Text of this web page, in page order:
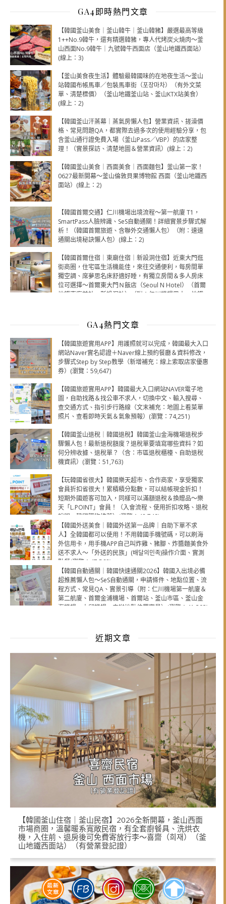
GA4即時熱門文章
【韓國釜山美食｜釜山韓牛｜釜山韓豬】嚴選最高等級
1++No.9韓牛，還有精選韓豬，專人代烤炭火燒肉～釜
山西面No.9韓牛｜九號韓牛西面店（釜山地鐵西面站）
(線上：3)
【釜山美食夜生活】體驗最韓國味的在地夜生活～釜山
站韓國布帳馬車／包裝馬車街（포장마차）（有外文菜
單、清楚標價）（釜山地鐵釜山站、釜山KTX站美食）
(線上：2)
【韓國釜山汗蒸幕｜蒸氣房懶人包】營業資訊、搓澡價
格、常見問題QA，都實際去過多次的使用經驗分享，包
含釜山通行證免費入場（釜山Pass／VBP）的店家整
理！（實景探訪、清楚地圖＆營業資訊）(線上：2)
【韓國釜山美食｜西面美食｜西面麵包】釜山第一家！
0627最新開幕～釜山倫敦貝果博物館 西面（釜山地鐵西
面站）(線上：2)
【韓國首爾交通】仁川機場出境流程～第一航廈 T1，
SmartPass人臉辨識、SeS自動通關！詳細實景步驟式解
析！（韓國首爾旅遊、含聯外交通懶人包）（附：速速
通關出境秘訣懶人包）(線上：2)
【韓國首爾住宿｜東廟住宿｜新設洞住宿】近東大門逛
街商圈，住宅區生活機能佳，來往交通便利，每房間單
獨空調、席夢思名床舒適好睡，有獨立房間＆多人房床
位可選擇～首爾東大門Ｎ飯店（Seoul N Hotel）（首爾
地鐵東廟前站、新設洞站）（附：仁川機場巴士、地鐵
GA4熱門文章
【韓國旅遊實用APP】用護照就可以完成，韓國最大入口
網站Naver實名認證＋Naver線上預約餐廳＆資料修改，
步驟式Step by Step教學（新增補充：線上索取店家優惠
券）(瀏覽：59,647)
【韓國旅遊實用APP】韓國最大入口網站NAVER電子地
圖，自助找路＆找公車不求人，切換中文、輸入搜尋、
查交通方式、指引步行路線（文末補充：地圖上看菜單
照片、查看即時天氣＆氣象預報）(瀏覽：74,251)
【韓國釜山退稅｜韓國退稅】韓國釜山金海機場退稅步
驟懶人包！最新退稅額度？退稅單要填寫哪些資料？如
何分辨收據、退稅單？（含：市區退稅櫃檯、自助退稅
機資訊）(瀏覽：51,763)
【玩韓國省很大】韓國樂天超市、合作商家，享受獨家
會員折扣省很大！累積積分點數，可以結帳現金折扣！
短期外國遊客可加入，同樣可以滿額退稅＆換贈品～樂
天「L.POINT」會員！（入會流程、使用折扣攻略、退稅
說明，韓國購物推薦）(瀏覽：48,749)
【韓國外送美食｜韓國外送第一品牌｜自助下單不求
人】全韓國都可以使用！不用韓國手機號碼，可以刷海
外信用卡，用手機APP自己叫炸雞、豬腳、炸醬麵美食外
送不求人～「外送的民族」(배달의민족)操作介面、實測
點餐(瀏覽：47,568)
【韓國自動通關｜韓國快速通關2026】韓國入出境必備
超推薦懶人包～SeS自動通關，申請條件、地點位置、流
程方式、常見QA、實景引導（附：仁川機場第一航廈＆
第二航廈、首爾金浦機場、首爾站、釜山市區、釜山金
海機場、大邱機場，申辦地點位置實景）(瀏覽：41,303)
近期文章
【韓國釜山住宿｜釜山民宿】2026全新開幕，釜山西面
市場商圈，溫馨暖系寬敞民宿，有全套廚餐具、洗烘衣
機，入住前、退房後可免費寄放行李～喜齋（희재）（釜
山地鐵西面站）（有營業登記證）